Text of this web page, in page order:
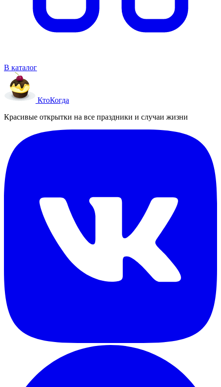
В каталог
КтоКогда
Красивые открытки на все праздники и случаи жизни